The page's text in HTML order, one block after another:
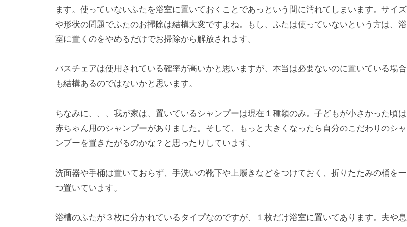
ます。使っていないふたを浴室に置いておくことであっという間に汚れてしまいます。サイズ
や形状の問題でふたのお掃除は結構大変ですよね。もし、ふたは使っていないという方は、浴
室に置くのをやめるだけでお掃除から解放されます。
バスチェアは使用されている確率が高いかと思いますが、本当は必要ないのに置いている場合
も結構あるのではないかと思います。
ちなみに、、、我が家は、置いているシャンプーは現在１種類のみ。子どもが小さかった頃は
赤ちゃん用のシャンプーがありました。そして、もっと大きくなったら自分のこだわりのシャ
ンプーを置きたがるのかな？と思ったりしています。
洗面器や手桶は置いておらず、手洗いの靴下や上履きなどをつけておく、折りたたみの桶を一
つ置いています。
浴槽のふたが３枚に分かれているタイプなのですが、１枚だけ浴室に置いてあります。夫や息